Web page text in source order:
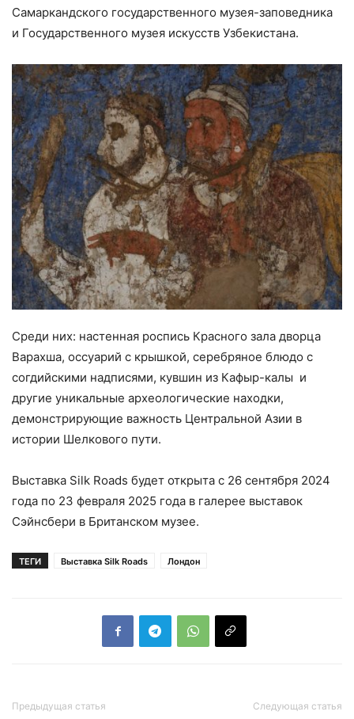
Самаркандского государственного музея-заповедника
и Государственного музея искусств Узбекистана.
Среди них: настенная роспись Красного зала дворца
Варахша, оссуарий c крышкой, серебряное блюдо с
согдийскими надписями, кувшин из Кафыр-калы и
другие уникальные археологические находки,
демонстрирующие важность Центральной Азии в
истории Шелкового пути.
Выставка Silk Roads будет открыта с 26 сентября 2024
года по 23 февраля 2025 года в галерее выставок
Сэйнсбери в Британском музее.
ТЕГИ Выставка Silk Roads Лондон
Предыдущая статья Следующая статья